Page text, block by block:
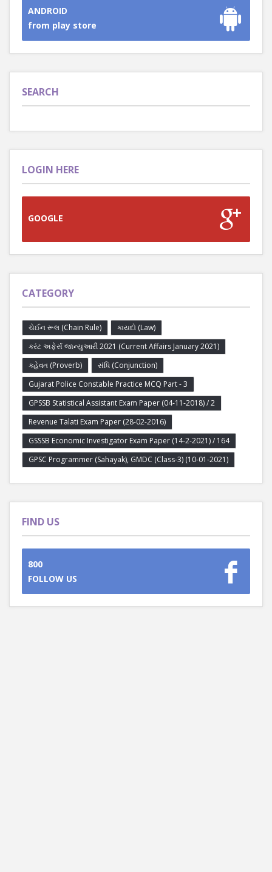
ANDROID
from play store
SEARCH
LOGIN HERE
GOOGLE
CATEGORY
ચેઈન રૂલ (Chain Rule)
કાયદો (Law)
કરંટ અફેર્સ જાન્યુઆરી 2021 (Current Affairs January 2021)
કહેવત (Proverb)
સંધિ (Conjunction)
Gujarat Police Constable Practice MCQ Part - 3
GPSSB Statistical Assistant Exam Paper (04-11-2018) / 2
Revenue Talati Exam Paper (28-02-2016)
GSSSB Economic Investigator Exam Paper (14-2-2021) / 164
GPSC Programmer (Sahayak), GMDC (Class-3) (10-01-2021)
FIND US
800
FOLLOW US